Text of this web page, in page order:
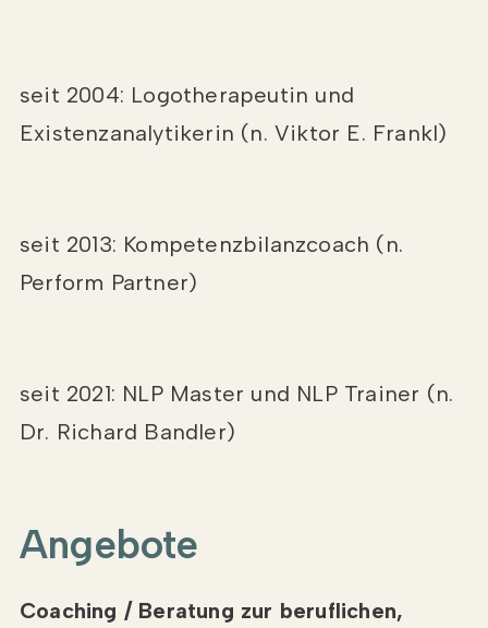
seit 2004: Logotherapeutin und
Existenzanalytikerin (n. Viktor E. Frankl)
seit 2013: Kompetenzbilanzcoach (n.
Perform Partner)
seit 2021: NLP Master und NLP Trainer (n.
Dr. Richard Bandler)
Angebote
Coaching / Beratung zur beruflichen,